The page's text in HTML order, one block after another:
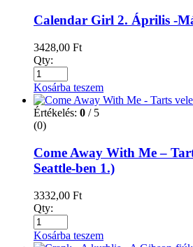
Calendar Girl 2. Április -
3428,00 Ft
Qty:
Kosárba teszem
Értékelés: 0 / 5
(0)
Come Away With Me –
Seattle-ben 1.)
3332,00 Ft
Qty:
Kosárba teszem